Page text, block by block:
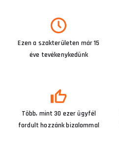
Ezen a szakterületen már 15
éve tevékenykedünk
Több, mint 30 ezer ügyfél
fordult hozzánk bizalommal